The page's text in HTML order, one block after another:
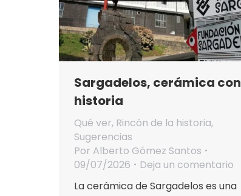
Sargadelos, cerámica con
historia
Qué ver, Rincón de la historia,
Sugerencias
Por Alberto Gómez Santos
09/07/2026
Deja un comentario
La cerámica de Sargadelos es una